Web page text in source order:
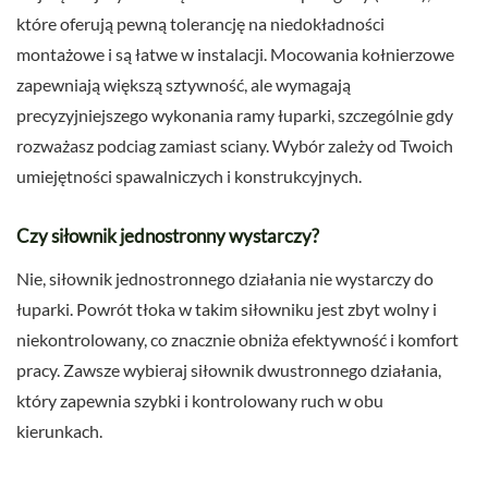
które oferują pewną tolerancję na niedokładności
montażowe i są łatwe w instalacji. Mocowania kołnierzowe
zapewniają większą sztywność, ale wymagają
precyzyjniejszego wykonania ramy łuparki, szczególnie gdy
rozważasz podciag zamiast sciany. Wybór zależy od Twoich
umiejętności spawalniczych i konstrukcyjnych.
Czy siłownik jednostronny wystarczy?
Nie, siłownik jednostronnego działania nie wystarczy do
łuparki. Powrót tłoka w takim siłowniku jest zbyt wolny i
niekontrolowany, co znacznie obniża efektywność i komfort
pracy. Zawsze wybieraj siłownik dwustronnego działania,
który zapewnia szybki i kontrolowany ruch w obu
kierunkach.